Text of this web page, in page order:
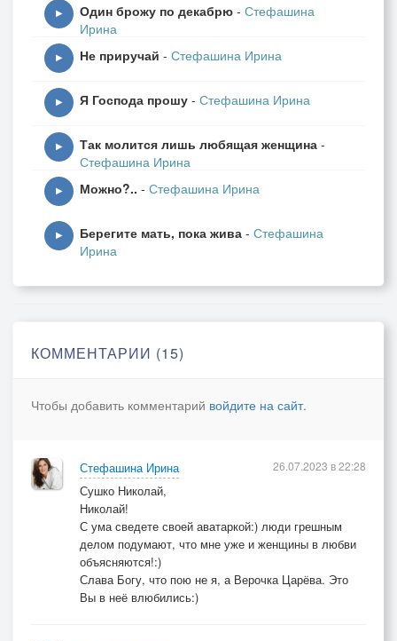
Я в ночи безмолвной маялась,
У Всевышнего моля
И надежда не растаяла,
Я к любви летела горлицей,
Чтоб желание исполнилось
В миг, когда её коснусь. – 2 раза
Пусть пошлют, чуть-чуть тепла.
Чтобы душенька усталая
Полоскала зорька алая
Завершение
© Copyright: Ирина Стефашина
▶ Один брожу по декабрю - Стефашина
Ирина
▶ Не приручай - Стефашина Ирина
▶ Я Господа прошу - Стефашина Ирина
▶ Так молится лишь любящая женщина -
Стефашина Ирина
▶ Можно?.. - Стефашина Ирина
▶ Берегите мать, пока жива - Стефашина
Ирина
КОММЕНТАРИИ (15)
Чтобы добавить комментарий войдите на сайт.
Стефашина Ирина
Сушко Николай,
Николай!
С ума сведете своей аватаркой:) люди грешным
делом подумают, что мне уже и женщины в любви
объясняются!:)
Слава Богу, что пою не я, а Верочка Царёва. Это
Вы в неё влюбились:)
26.07.2023 в 22:28